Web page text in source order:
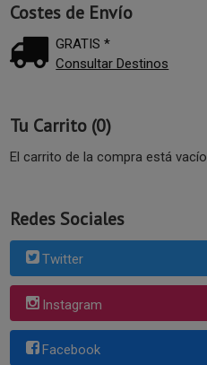
Costes de Envío
GRATIS *
Consultar Destinos
Tu Carrito (0)
El carrito de la compra está vacío
Redes Sociales
Twitter
Instagram
Facebook